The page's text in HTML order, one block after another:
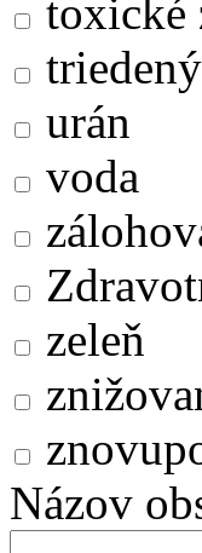
toxické
urán
voda
zeleň
Názov